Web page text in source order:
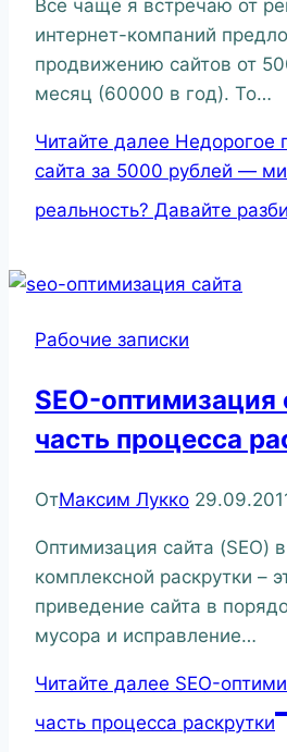
Все чаще я встречаю от
интернет-компаний
продвижению сайтов от
месяц (60000 в год). То…
Читайте далее Недорогое
сайта за 5000 рублей —
реальность? Давайте
Рабочие записки
SEO-оптимизация
часть процесса
ОтМаксим Лукко
Оптимизация сайта (SEO)
комплексной раскрутки –
приведение сайта в
мусора и исправление…
Читайте далее SEO-
часть процесса раскрутки